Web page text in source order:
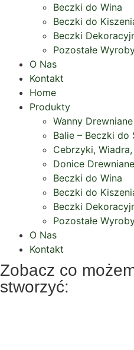
Beczki do Wina
Beczki do
Beczki
Pozostałe
O Nas
Kontakt
Home
Produkty
Wanny Drewniane
Balie – Beczki do
Cebrzyki,
Donice Drewniane
Beczki do Wina
Beczki do
Beczki
Pozostałe
O Nas
Kontakt
Zobacz co
stworzyć: